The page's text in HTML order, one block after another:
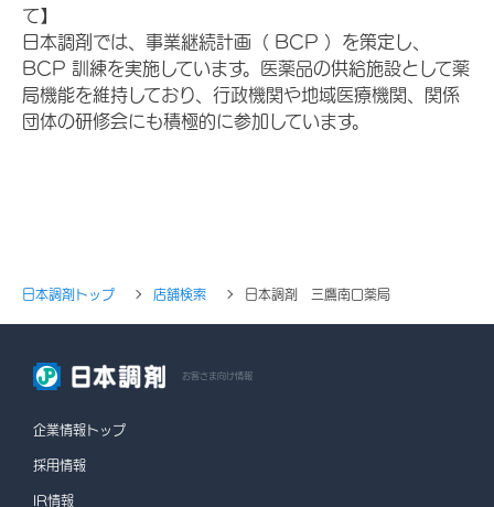
て】
日本調剤では、事業継続計画（ BCP ）を策定し、
BCP 訓練を実施しています。医薬品の供給施設として薬
局機能を維持しており、行政機関や地域医療機関、関係
団体の研修会にも積極的に参加しています。
日本調剤トップ 店舗検索 日本調剤 三鷹南口薬局
お客さま向け情報
企業情報トップ
採用情報
IR情報